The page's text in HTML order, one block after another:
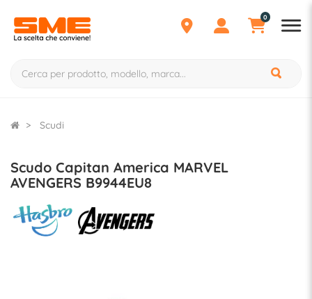
0
Scudi
Scudo Capitan America MARVEL
AVENGERS B9944EU8